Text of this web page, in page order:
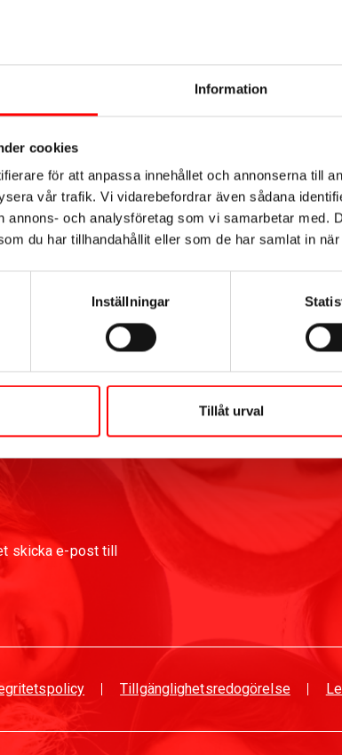
Information
cookies
för att anpassa innehållet och annonserna till
vår trafik. Vi vidarebefordrar även sådana
annons- och analysföretag som vi samarbetar med.
du har tillhandahållit eller som de har samlat in
Inställningar
Tillåt urval
höstterminen-26
skicka e-post till
Tillgänglighetsredogörelse